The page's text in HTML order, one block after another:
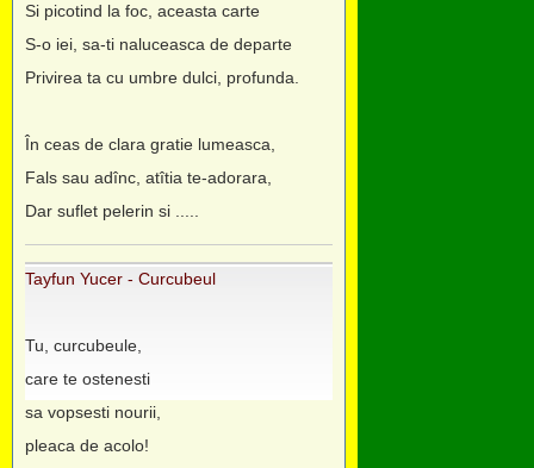
Si picotind la foc, aceasta carte
S-o iei, sa-ti naluceasca de departe
Privirea ta cu umbre dulci, profunda.
În ceas de clara gratie lumeasca,
Fals sau adînc, atîtia te-adorara,
Dar suflet pelerin si .....
Tayfun Yucer - Curcubeul
Tu, curcubeule,
care te ostenesti
sa vopsesti nourii,
pleaca de acolo!